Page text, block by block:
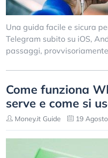
Una guida facile e sicura
Telegram subito su iOS,
passaggi,
Come funziona
serve e come si
Money.it Guide 19